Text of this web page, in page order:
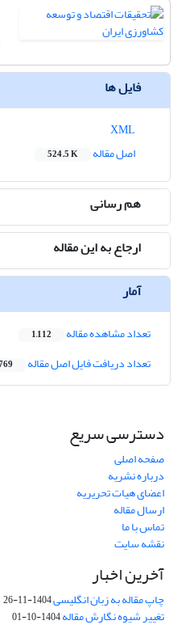
فایل ها
اصل مقاله
524.5 K
هم رسانی
ارجاع به این مقاله
آمار
تعداد مشاهده مقاله 1,112
تعداد دریافت فایل اصل مقاله
دسترسی سریع
صفحه اصلی
درباره نشریه
اعضای هیات تحریریه
ارسال مقاله
تماس با ما
نقشه سایت
آخرین اخبار
چاپ مقاله به زبان انگلیسی1404-11-26
تغییر شیوه نگارش مقاله1404-10-01